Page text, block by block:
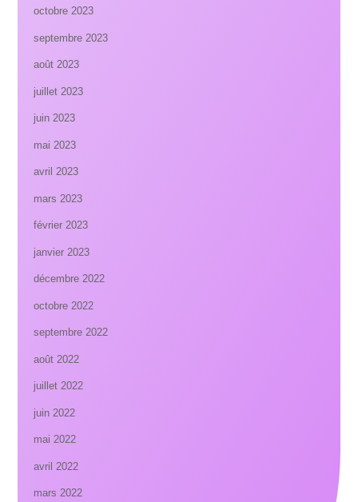
octobre 2023
septembre 2023
août 2023
juillet 2023
juin 2023
mai 2023
avril 2023
mars 2023
février 2023
janvier 2023
décembre 2022
octobre 2022
septembre 2022
août 2022
juillet 2022
juin 2022
mai 2022
avril 2022
mars 2022